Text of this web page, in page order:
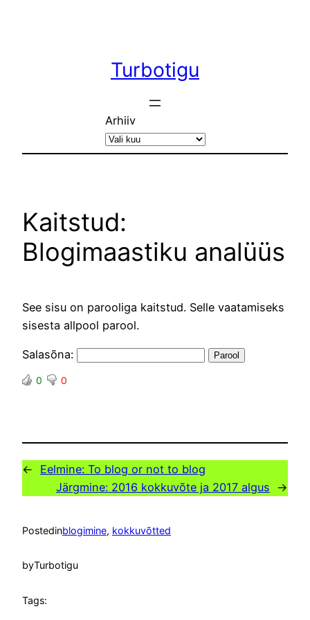
Turbotigu
Arhiiv
Kaitstud:
Blogimaastiku analüüs
See sisu on parooliga kaitstud. Selle vaatamiseks
sisesta allpool parool.
Salasõna:
0 0
← Eelmine: To blog or not to blog
Järgmine: 2016 kokkuvõte ja 2017 algus →
Postedinblogimine, kokkuvõtted
byTurbotigu
Tags: